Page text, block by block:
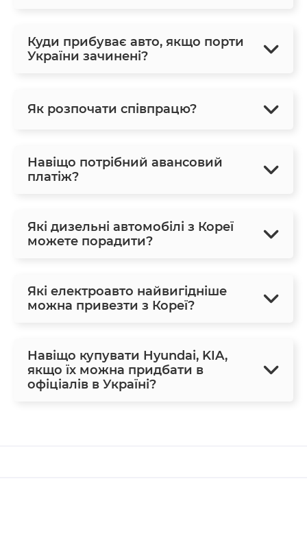
Куди прибуває авто, якщо порти
України зачинені?
Як розпочати співпрацю?
Навіщо потрібний авансовий
платіж?
Які дизельні автомобілі з Кореї
можете порадити?
Які електроавто найвигідніше
можна привезти з Кореї?
Навіщо купувати Hyundai, KIA,
якщо їх можна придбати в
офіціалів в Україні?